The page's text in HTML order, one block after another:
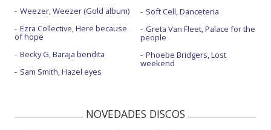
Weezer, Weezer (Gold album)
Ezra Collective, Here because
of hope
Becky G, Baraja bendita
Sam Smith, Hazel eyes
Soft Cell, Danceteria
Greta Van Fleet, Palace for the
people
Phoebe Bridgers, Lost
weekend
NOVEDADES DISCOS